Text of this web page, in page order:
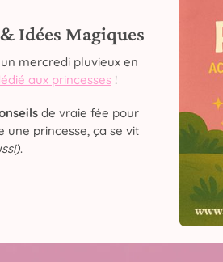
Idées Magiques
mercredi pluvieux en
aux princesses !
de vraie fée pour
une princesse, ça se vit
.